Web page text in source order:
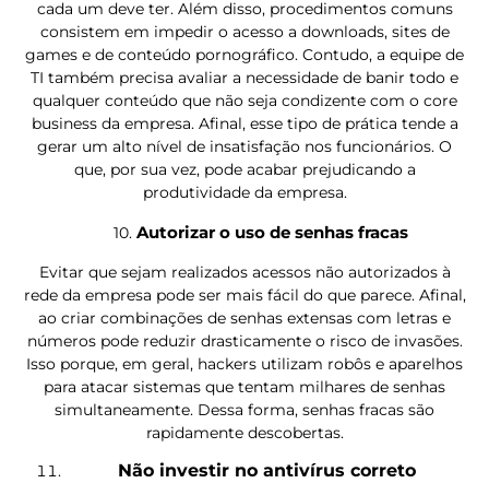
cada um deve ter. Além disso, procedimentos comuns
consistem em impedir o acesso a downloads, sites de
games e de conteúdo pornográfico. Contudo, a equipe de
TI também precisa avaliar a necessidade de banir todo e
qualquer conteúdo que não seja condizente com o core
business da empresa. Afinal, esse tipo de prática tende a
gerar um alto nível de insatisfação nos funcionários. O
que, por sua vez, pode acabar prejudicando a
produtividade da empresa.
10. Autorizar o uso de senhas fracas
Evitar que sejam realizados acessos não autorizados à
rede da empresa pode ser mais fácil do que parece. Afinal,
ao criar combinações de senhas extensas com letras e
números pode reduzir drasticamente o risco de invasões.
Isso porque, em geral, hackers utilizam robôs e aparelhos
para atacar sistemas que tentam milhares de senhas
simultaneamente. Dessa forma, senhas fracas são
rapidamente descobertas.
Não investir no antivírus correto